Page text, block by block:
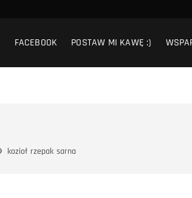
FACEBOOK POSTAW MI KAWĘ :)
kozioł rzepak sarna